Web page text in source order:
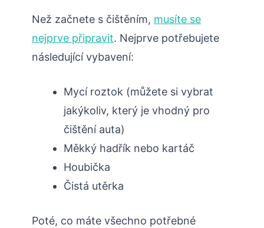
Než začnete s čištěním, musíte se
nejprve připravit. Nejprve potřebujete
následující vybavení:
Mycí roztok (můžete si vybrat
jakýkoliv, který je vhodný pro
čištění auta)
Měkký hadřík nebo kartáč
Houbička
Čistá utěrka
Poté, co máte všechno potřebné